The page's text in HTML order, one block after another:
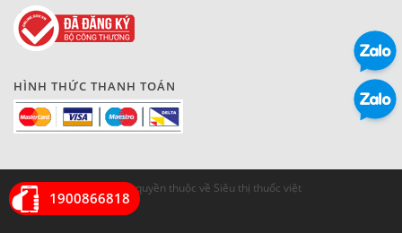
1900866818
HÌNH THỨC THANH TOÁN
© Bản quyền thuộc về Siêu thị thuốc việt